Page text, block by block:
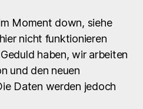
Moment down, siehe
nicht funktionieren
haben, wir arbeiten
und den neuen
Daten werden jedoch